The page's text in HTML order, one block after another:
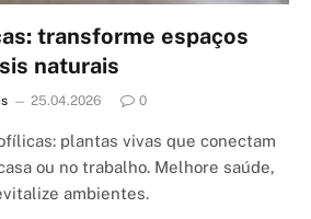
transforme espaços
naturais
25.04.2026 0
plantas vivas que conectam
ou no trabalho. Melhore saúde,
ambientes.